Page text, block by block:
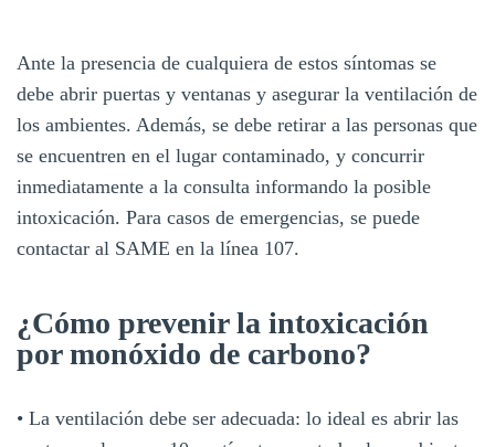
Ante la presencia de cualquiera de estos síntomas se
debe abrir puertas y ventanas y asegurar la ventilación de
los ambientes. Además, se debe retirar a las personas que
se encuentren en el lugar contaminado, y concurrir
inmediatamente a la consulta informando la posible
intoxicación. Para casos de emergencias, se puede
contactar al SAME en la línea 107.
¿Cómo prevenir la intoxicación
por monóxido de carbono?
• La ventilación debe ser adecuada: lo ideal es abrir las